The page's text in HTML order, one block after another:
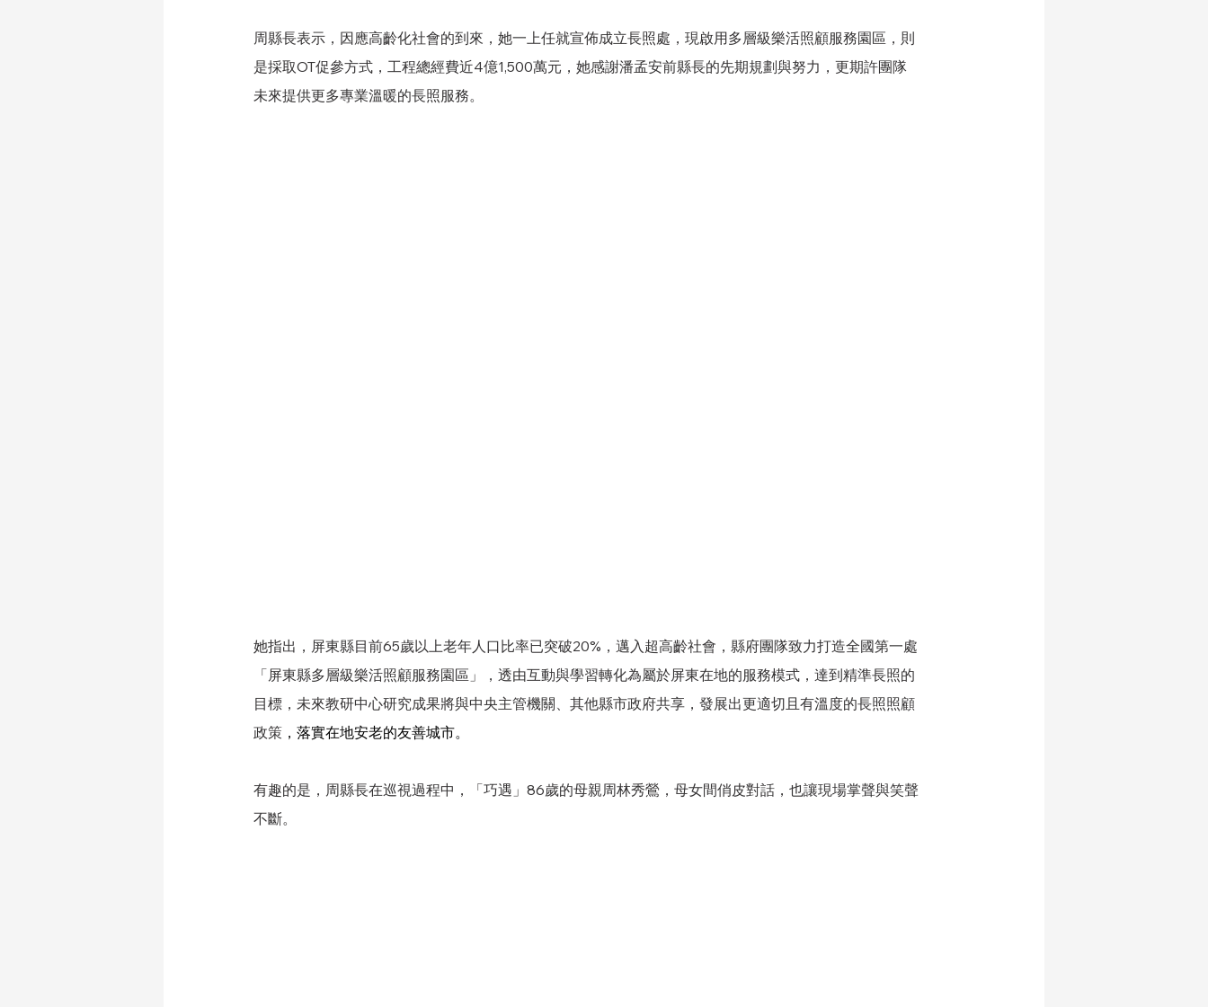
周縣長表示，因應高齡化社會的到來，她一上任就宣佈成立長照處，現啟用多層級樂活照顧服務園區，則
是採取OT促參方式，工程總經費近4億1,500萬元，她感謝潘孟安前縣長的先期規劃與努力，更期許團隊
未來提供更多專業溫暖的長照服務。
她指出，屏東縣目前65歲以上老年人口比率已突破20%，邁入超高齡社會，縣府團隊致力打造全國第一處
「屏東縣多層級樂活照顧服務園區」，透由互動與學習轉化為屬於屏東在地的服務模式，達到精準長照的
目標，未來教研中心研究成果將與中央主管機關、其他縣市政府共享，發展出更適切且有溫度的長照照顧
政策 ，落實在地安老的友善城市。
有趣的是，周縣長在巡視過程中，「巧遇」86歲的母親周林秀鶯，母女間俏皮對話，也讓現場掌聲與笑聲
不斷。